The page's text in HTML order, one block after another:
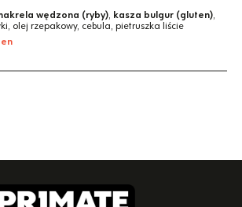
wędzona (ryby), kasza bulgur (gluten),
olej rzepakowy, cebula, pietruszka liście